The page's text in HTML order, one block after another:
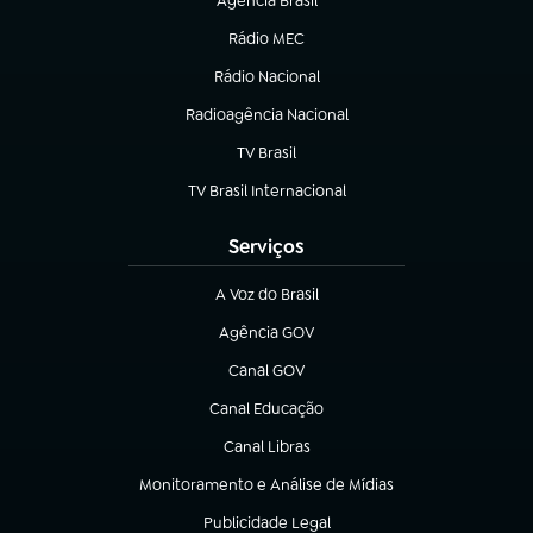
(abre em nova aba)
Rádio MEC
(abre em nova aba)
Rádio Nacional
Radioagência Nacional
(abre em nova aba)
TV Brasil
(abre em nova aba)
TV Brasil Internacional
(abre em nova aba)
Serviços
A Voz do Brasil
(abre em nova aba)
Agência GOV
(abre em nova aba)
Canal GOV
(abre em nova aba)
Canal Educação
(abre em nova aba)
Canal Libras
(abre em nova aba)
Monitoramento e Análise de Mídias
(abre em nova aba)
Publicidade Legal